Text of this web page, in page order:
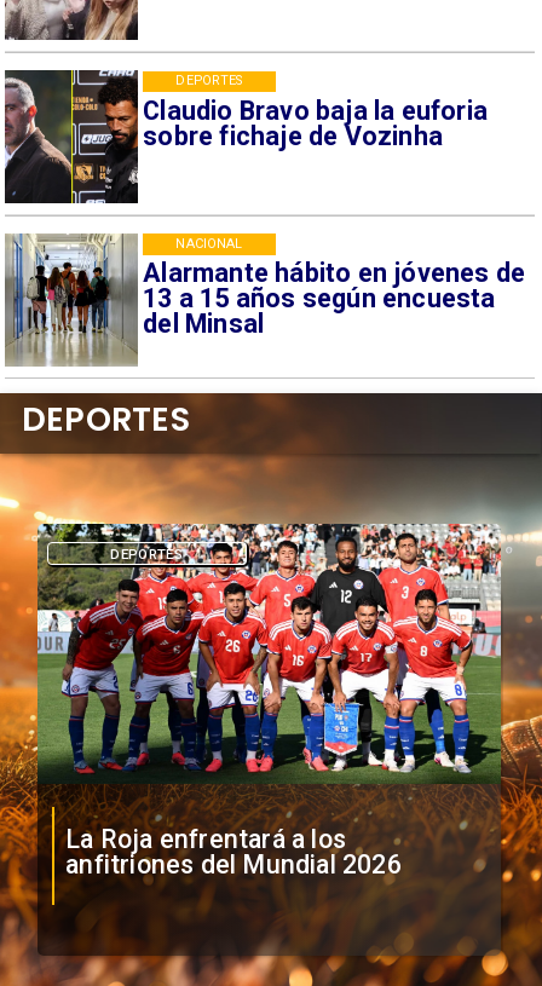
Claudio Bravo baja la euforia
sobre fichaje de Vozinha
DEPORTES
Alarmante hábito en jóvenes de
13 a 15 años según encuesta
del Minsal
NACIONAL
La Roja enfrentará a los
anfitriones del Mundial 2026
DEPORTES
DEPORTES